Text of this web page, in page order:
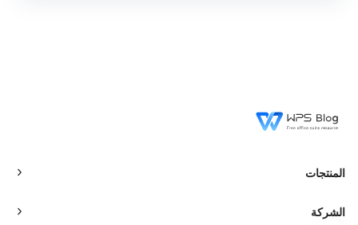
المنتجات
الشركة